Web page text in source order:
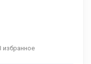
избранное